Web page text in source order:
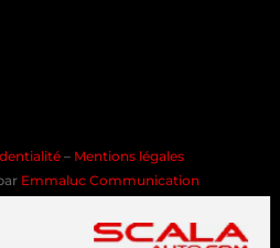
– Mentions légales
Emmaluc Communication